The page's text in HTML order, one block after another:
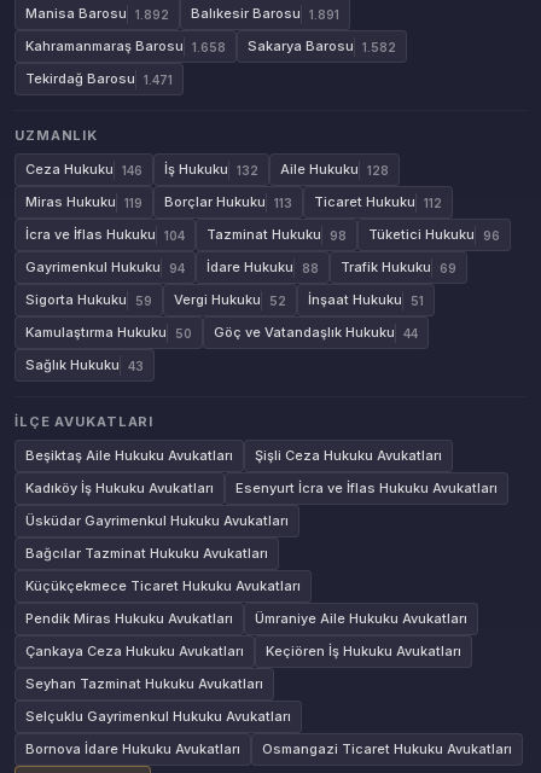
Manisa Barosu 1.892 Balıkesir Barosu 1.891
Kahramanmaraş Barosu 1.658 Sakarya Barosu 1.582
Tekirdağ Barosu 1.471
UZMANLIK
Ceza Hukuku
146 İş Hukuku 132 Aile Hukuku 128
Miras Hukuku 119 Borçlar Hukuku 113 Ticaret Hukuku 112
İcra ve İflas Hukuku 104 Tazminat Hukuku 98 Tüketici Hukuku 96
Gayrimenkul Hukuku 94 İdare Hukuku 88 Trafik Hukuku 69
Sigorta Hukuku 59 Vergi Hukuku 52 İnşaat Hukuku 51
Kamulaştırma Hukuku 50 Göç ve Vatandaşlık Hukuku 44
Sağlık Hukuku 43
İLÇE AVUKATLARI
Beşiktaş Aile Hukuku Avukatları
Şişli Ceza Hukuku Avukatları
Kadıköy İş Hukuku Avukatları
Esenyurt İcra ve İflas Hukuku Avukatları
Üsküdar Gayrimenkul Hukuku Avukatları
Bağcılar Tazminat Hukuku Avukatları
Küçükçekmece Ticaret Hukuku Avukatları
Pendik Miras Hukuku Avukatları
Ümraniye Aile Hukuku Avukatları
Çankaya Ceza Hukuku Avukatları
Keçiören İş Hukuku Avukatları
Seyhan Tazminat Hukuku Avukatları
Selçuklu Gayrimenkul Hukuku Avukatları
Bornova İdare Hukuku Avukatları
Osmangazi Ticaret Hukuku Avukatları